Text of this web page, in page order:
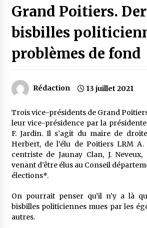
Grand Poitiers.
bisbilles
problèmes de fond
Rédaction 13 juillet 2021
Trois vice-présidents de Grand
leur vice-présidence par la
F. Jardin. Il s’agit du maire de
Herbert, de l’élu de Poitiers LRM
centriste de Jaunay Clan, J.
venant d’être élus au Conseil
élections*.
On pourrait penser qu’il n’y a là
bisbilles politiciennes mues par les
autres.